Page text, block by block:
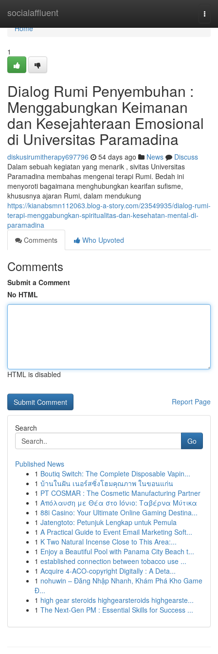
socialaffluent
Home
Home
1
Dialog Rumi Penyembuhan :
Menggabungkan Keimanan
dan Kesejahteraan Emosional
di Universitas Paramadina
diskusirumitherapy697796 54 days ago News
Discuss
Dalam sebuah kegiatan yang menarik , sivitas Universitas
Paramadina membahas mengenai terapi Rumi. Bedah ini
menyoroti bagaimana menghubungkan kearifan sufisme,
khususnya ajaran Rumi, dalam mendukung
https://kianabsmn112063.blog-a-story.com/23549935/dialog-rumi-
terapi-menggabungkan-spiritualitas-dan-kesehatan-mental-di-
paramadina
Comments
Who Upvoted
Comments
Submit a Comment
No HTML
HTML is disabled
Report Page
Search
Go
Published News
1 Boutiq Switch: The Complete Disposable Vapin...
1 บ้านในฝัน เนอร์สซิ่งโฮมคุณภาพ ในขอนแก่น
1 PT COSMAR : The Cosmetic Manufacturing Partner
1 Απόλαυση με Θέα στο Ιόνιο: Ταβέρνα Μύτικα
1 88i Casino: Your Ultimate Online Gaming Destina...
1 Jatengtoto: Petunjuk Lengkap untuk Pemula
1 A Practical Guide to Event Email Marketing Soft...
1 K Two Natural Incense Close to This Area:...
1 Enjoy a Beautiful Pool with Panama City Beach t...
1 established connection between tobacco use ...
1 Acquire 4-ACO-copyright Digitally : A Deta...
1 nohuwin – Đăng Nhập Nhanh, Khám Phá Kho Game
Đ...
1 high gear steroids highgearsteroids highgearste...
1 The Next-Gen PM : Essential Skills for Success ...